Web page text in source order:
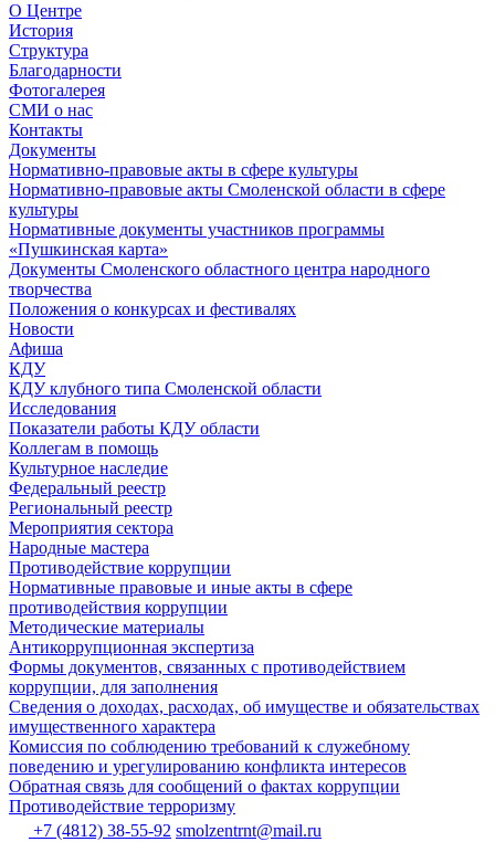
О Центре
История
Структура
Благодарности
Фотогалерея
СМИ о нас
Контакты
Документы
Нормативно-правовые акты в сфере культуры
Нормативно-правовые акты Смоленской области в сфере
культуры
Нормативные документы участников программы
«Пушкинская карта»
Документы Смоленского областного центра народного
творчества
Положения о конкурсах и фестивалях
Новости
Афиша
КДУ
КДУ клубного типа Смоленской области
Исследования
Показатели работы КДУ области
Коллегам в помощь
Культурное наследие
Федеральный реестр
Региональный реестр
Мероприятия сектора
Народные мастера
Противодействие коррупции
Нормативные правовые и иные акты в сфере
противодействия коррупции
Методические материалы
Антикоррупционная экспертиза
Формы документов, связанных с противодействием
коррупции, для заполнения
Сведения о доходах, расходах, об имуществе и обязательствах
имущественного характера
Комиссия по соблюдению требований к служебному
поведению и урегулированию конфликта интересов
Обратная связь для сообщений о фактах коррупции
Противодействие терроризму
+7 (4812) 38-55-92 smolzentrnt@mail.ru